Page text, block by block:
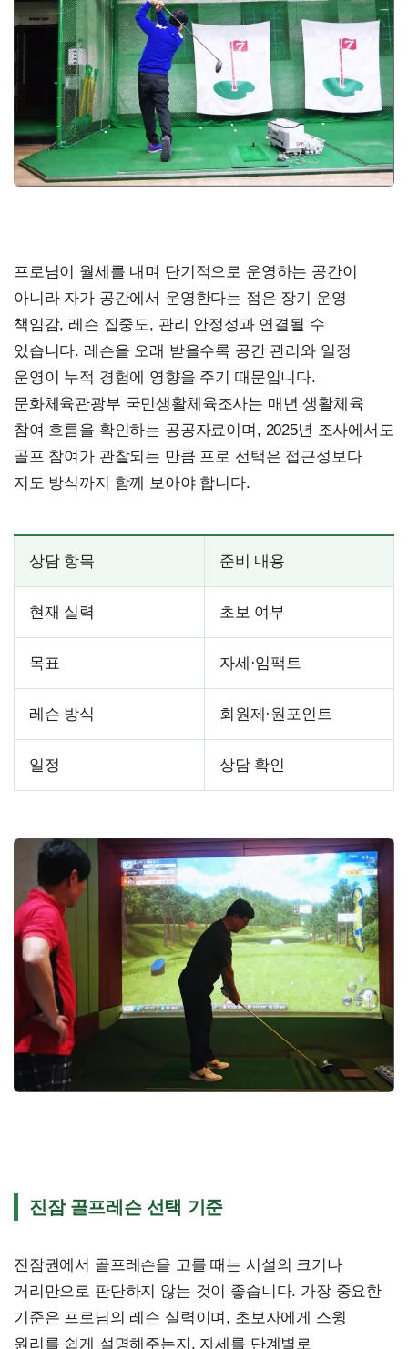
프로님이 월세를 내며 단기적으로 운영하는 공간이
아니라 자가 공간에서 운영한다는 점은 장기 운영
책임감, 레슨 집중도, 관리 안정성과 연결될 수
있습니다. 레슨을 오래 받을수록 공간 관리와 일정
운영이 누적 경험에 영향을 주기 때문입니다.
문화체육관광부 국민생활체육조사는 매년 생활체육
참여 흐름을 확인하는 공공자료이며, 2025년 조사에서도
골프 참여가 관찰되는 만큼 프로 선택은 접근성보다
지도 방식까지 함께 보아야 합니다.
상담 항목 준비 내용
현재 실력 초보 여부
목표 자세·임팩트
레슨 방식 회원제·원포인트
일정 상담 확인
진잠 골프레슨 선택 기준
진잠권에서 골프레슨을 고를 때는 시설의 크기나
거리만으로 판단하지 않는 것이 좋습니다. 가장 중요한
기준은 프로님의 레슨 실력이며, 초보자에게 스윙
원리를 쉽게 설명해주는지, 자세를 단계별로